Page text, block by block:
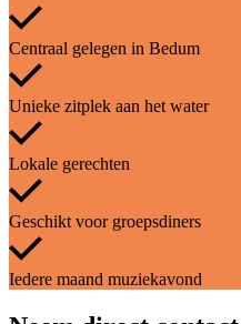
Centraal gelegen in Bedum
Unieke zitplek aan het water
Lokale gerechten
Geschikt voor groepsdiners
Iedere maand muziekavond